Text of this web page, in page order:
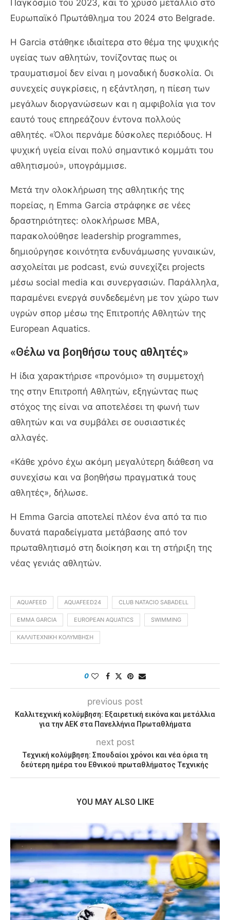
Παγκόσμιο του 2023, και το χρυσό μετάλλιο στο
Ευρωπαϊκό Πρωτάθλημα του 2024 στο Belgrade.
Η Garcia στάθηκε ιδιαίτερα στο θέμα της ψυχικής
υγείας των αθλητών, τονίζοντας πως οι
τραυματισμοί δεν είναι η μοναδική δυσκολία. Οι
συνεχείς συγκρίσεις, η εξάντληση, η πίεση των
μεγάλων διοργανώσεων και η αμφιβολία για τον
εαυτό τους επηρεάζουν έντονα πολλούς
αθλητές. «Όλοι περνάμε δύσκολες περιόδους. Η
ψυχική υγεία είναι πολύ σημαντικό κομμάτι του
αθλητισμού», υπογράμμισε.
Μετά την ολοκλήρωση της αθλητικής της
πορείας, η Emma Garcia στράφηκε σε νέες
δραστηριότητες: ολοκλήρωσε MBA,
παρακολούθησε leadership programmes,
δημιούργησε κοινότητα ενδυνάμωσης γυναικών,
ασχολείται με podcast, ενώ συνεχίζει projects
μέσω social media και συνεργασιών. Παράλληλα,
παραμένει ενεργά συνδεδεμένη με τον χώρο των
υγρών σπορ μέσω της Επιτροπής Αθλητών της
European Aquatics.
«Θέλω να βοηθήσω τους αθλητές»
Η ίδια χαρακτήρισε «προνόμιο» τη συμμετοχή
της στην Επιτροπή Αθλητών, εξηγώντας πως
στόχος της είναι να αποτελέσει τη φωνή των
αθλητών και να συμβάλει σε ουσιαστικές
αλλαγές.
«Κάθε χρόνο έχω ακόμη μεγαλύτερη διάθεση να
συνεχίσω και να βοηθήσω πραγματικά τους
αθλητές», δήλωσε.
Η Emma Garcia αποτελεί πλέον ένα από τα πιο
δυνατά παραδείγματα μετάβασης από τον
πρωταθλητισμό στη διοίκηση και τη στήριξη της
νέας γενιάς αθλητών.
AQUAFEED AQUAFEED24 CLUB NATACIO SABADELL
EMMA GARCIA EUROPEAN AQUATICS SWIMMING
ΚΑΛΛΙΤΕΧΝΙΚΉ ΚΟΛΎΜΒΗΣΗ
0
previous post
Καλλιτεχνική κολύμβηση: Εξαιρετική εικόνα και μετάλλια
για την ΑΕΚ στα Πανελλήνια Πρωταθλήματα
next post
Τεχνική κολύμβηση: Σπουδαίοι χρόνοι και νέα όρια τη
δεύτερη ημέρα του Εθνικού πρωταθλήματος Τεχνικής
YOU MAY ALSO LIKE